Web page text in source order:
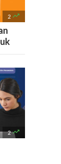
2 
2 